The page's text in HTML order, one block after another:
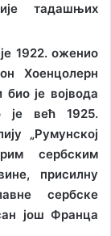
тадашњих
1922. оженио
Хоенцолерн
је војвода
је већ 1925.
„Румунској
сербским
присилну
сербске
још Франца